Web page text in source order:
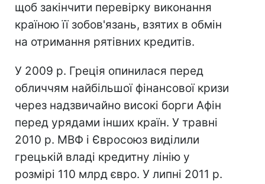
щоб закінчити перевірку виконання
країною її зобов'язань, взятих в обмін
на отримання рятівних кредитів.
У 2009 р. Греція опинилася перед
обличчям найбільшої фінансової кризи
через надзвичайно високі борги Афін
перед урядами інших країн. У травні
2010 р. МВФ і Євросоюз виділили
грецькій владі кредитну лінію у
розмірі 110 млрд євро. У липні 2011 р.